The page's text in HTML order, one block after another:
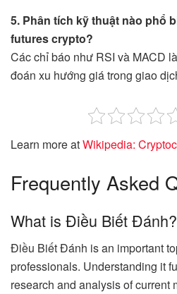
5. Phân tích kỹ thuật nào phổ
futures crypto?
Các chỉ báo như RSI và MACD
đoán xu hướng giá trong giao
Learn more atWikipedia:
Frequently Asked
What is Điều Biết Đánh?
Điều Biết Đánh is an important
professionals. Understanding it
research and analysis of current